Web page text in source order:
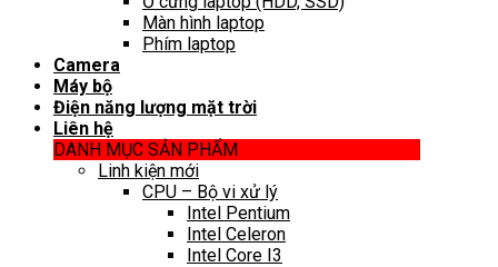
Màn hình laptop
Phím laptop
Camera
Máy bộ
Điện năng lượng mặt trời
Liên hệ
DANH MỤC SẢN PHẨM
Linh kiện mới
CPU – Bộ vi xử lý
Intel Pentium
Intel Celeron
Intel Core I3